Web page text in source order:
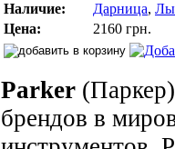
Наличие:
Дарница,
Цена:
2160 грн.
Parker
брендов в